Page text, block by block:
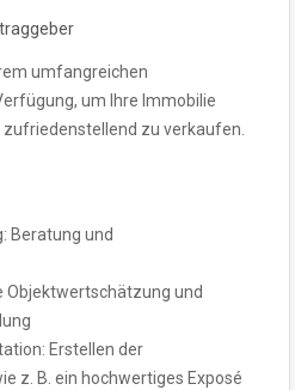
umfangreichen
um Ihre Immobilie
zu verkaufen.
Beratung und
Objektwertschätzung und
Erstellen der
z. B. ein hochwertiges Exposé